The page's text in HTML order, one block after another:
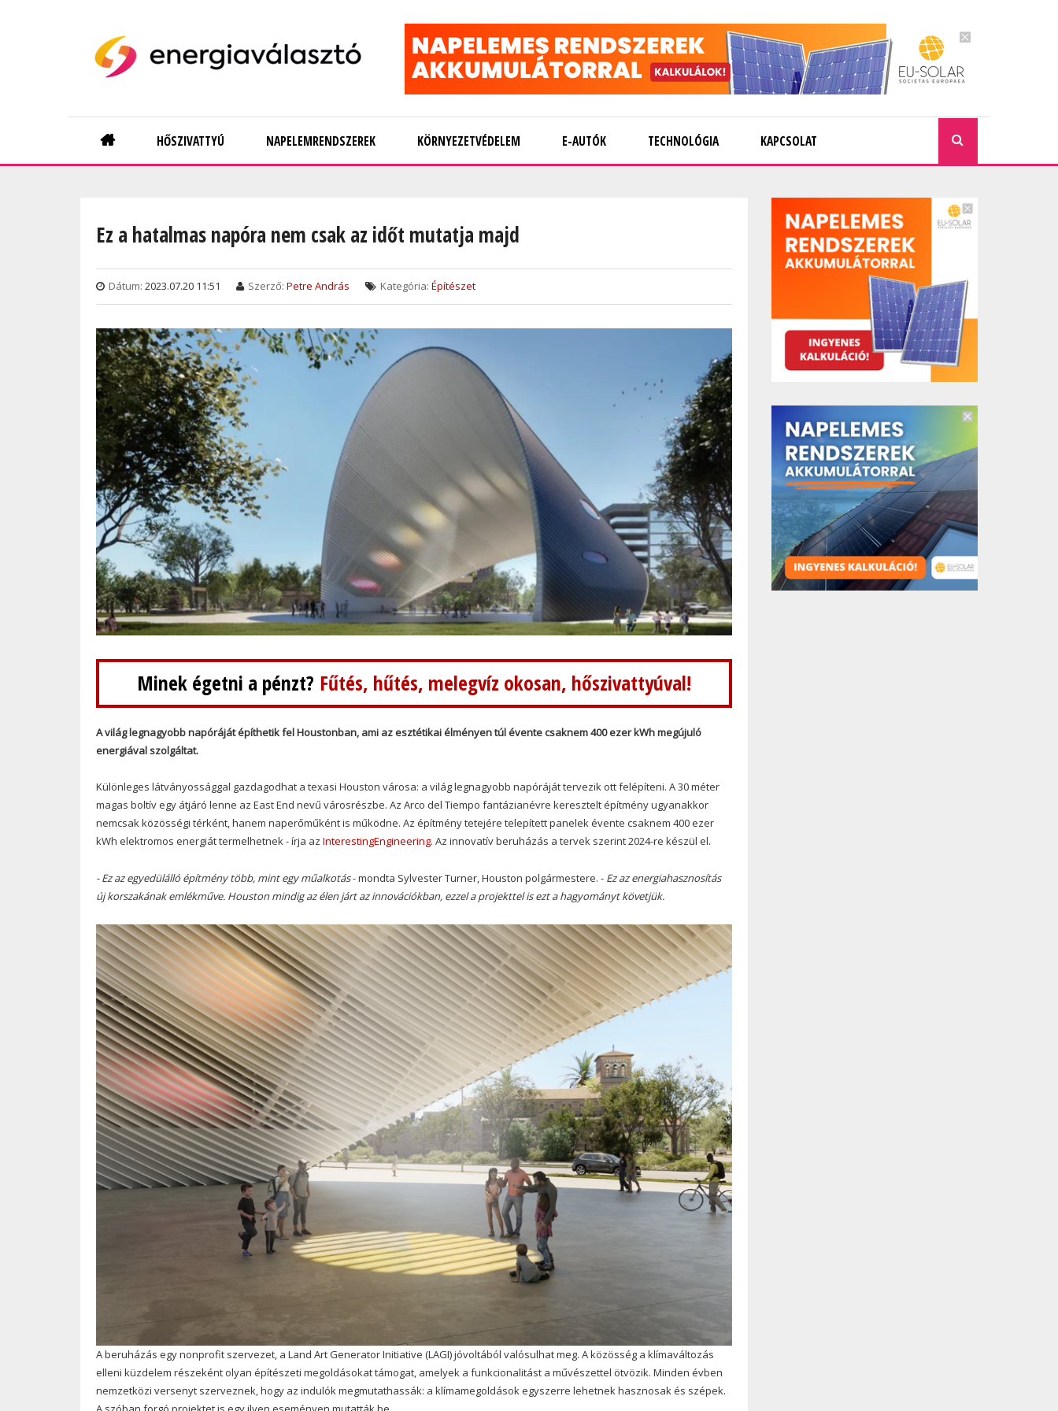
Main
navigation
HŐSZIVATTYÚ NAPELEMRENDSZEREK KÖRNYEZETVÉDELEM E-AUTÓK TECHNOLÓGIA KAPCSOLAT
Ez a hatalmas napóra nem csak az időt mutatja majd
Dátum: 2023.07.20 11:51 Szerző: Petre András Kategória: Építészet
Minek égetni a pénzt? Fűtés, hűtés, melegvíz okosan, hőszivattyúval!
A világ legnagyobb napóráját építhetik fel Houstonban, ami az esztétikai élményen túl évente csaknem 400 ezer kWh megújuló
energiával szolgáltat.
Különleges látványossággal gazdagodhat a texasi Houston városa: a világ legnagyobb napóráját tervezik ott felépíteni. A 30 méter
magas boltív egy átjáró lenne az East End nevű városrészbe. Az Arco del Tiempo fantázianévre keresztelt építmény ugyanakkor
nemcsak közösségi térként, hanem naperőműként is működne. Az építmény tetejére telepített panelek évente csaknem 400 ezer
kWh elektromos energiát termelhetnek - írja az InterestingEngineering. Az innovatív beruházás a tervek szerint 2024-re készül el.
- Ez az egyedülálló építmény több, mint egy műalkotás- mondta Sylvester Turner, Houston polgármestere. - Ez az energiahasznosítás
új korszakának emlékműve. Houston mindig az élen járt az innovációkban, ezzel a projekttel is ezt a hagyományt követjük.
A beruházás egy nonprofit szervezet, a Land Art Generator Initiative (LAGI) jóvoltából valósulhat meg. A közösség a klímaváltozás
elleni küzdelem részeként olyan építészeti megoldásokat támogat, amelyek a funkcionalitást a művészettel ötvözik. Minden évben
nemzetközi versenyt szerveznek, hogy az indulók megmutathassák: a klímamegoldások egyszerre lehetnek hasznosak és szépek.